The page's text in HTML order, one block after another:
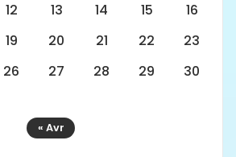
12 13 14 15
16
19 20 21 22
23
26 27 28 29
30
« Avr